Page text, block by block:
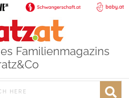
Familienmagazins